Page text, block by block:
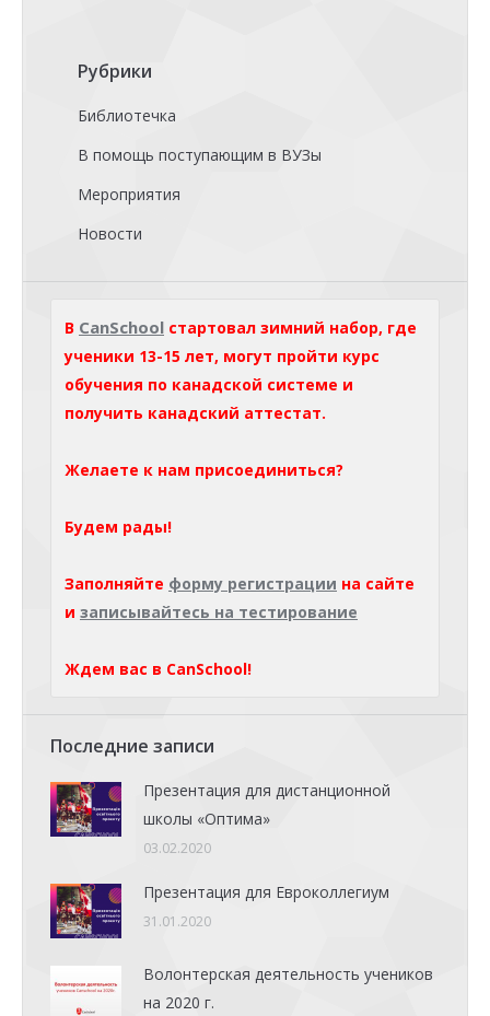
Рубрики
Библиотечка
В помощь поступающим в ВУЗы
Мероприятия
Новости
В CanSchool стартовал зимний набор, где
ученики 13-15 лет, могут пройти курс
обучения по канадской системе и
получить канадский аттестат.
Желаете к нам присоединиться?
Будем рады!
Заполняйте форму регистрации на сайте
и записывайтесь на тестирование
Ждем вас в CanSchool!
Последние записи
Презентация для дистанционной
школы «Оптима»
03.02.2020
Презентация для Евроколлегиум
31.01.2020
Волонтерская деятельность учеников
на 2020 г.